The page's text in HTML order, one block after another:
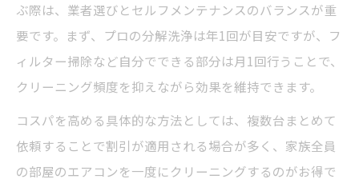
エアコン掃除の注意事項と安全なやり方
プロに頼る前の自分でできる清掃方法とは
ぶ際は、業者選びとセルフメンテナンスのバランスが重
要です。まず、プロの分解洗浄は年1回が目安ですが、フ
ィルター掃除など自分でできる部分は月1回行うことで、
クリーニング頻度を抑えながら効果を維持できます。
コスパを高める具体的な方法としては、複数台まとめて
依頼することで割引が適用される場合が多く、家族全員
の部屋のエアコンを一度にクリーニングするのがお得で